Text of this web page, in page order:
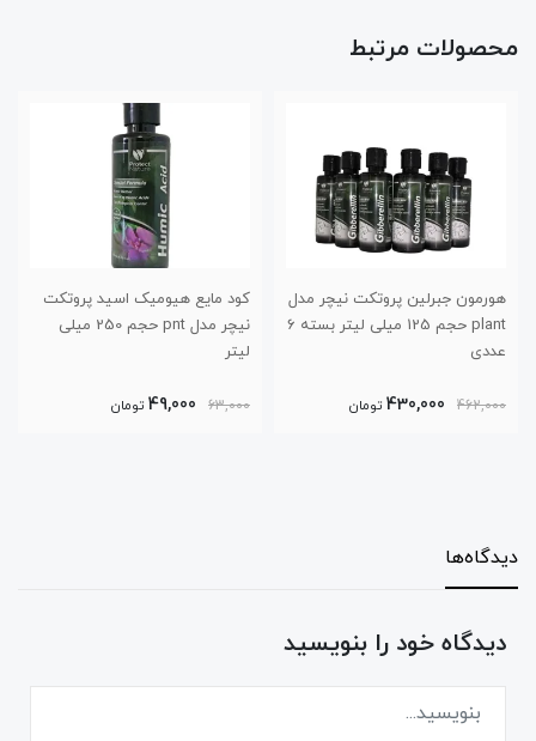
محصولات مرتبط
مدل
plant حجم 125 میلی لیتر بسته 6
کود مایع هیومیک اسید پروتکت
نیچر مدل pnt حجم 250 میلی
63,000
49,000
کود محلول آبزیان پروتکت نیچر
دیدگاه‌ها
دیدگاه خود را بنویسید